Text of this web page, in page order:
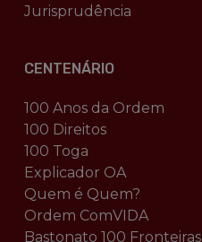
Jurisprudência
CENTENÁRIO
100 Anos da Ordem
100 Direitos
100 Toga
Explicador OA
Quem é Quem?
Ordem ComVIDA
Bastonato 100 Fronteiras